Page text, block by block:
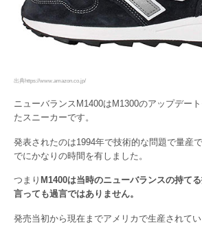
出典https://www.amazon.co.jp/
ニューバランスM1400はM1300のアップデー
たスニーカーです。
発表されたのは1994年で技術的な問題で量産
でにかなりの時間を有しました。
つまり M1400は当時のニューバランスの持て
言っても過言ではありません。
発売当初から現在までアメリカで生産されて